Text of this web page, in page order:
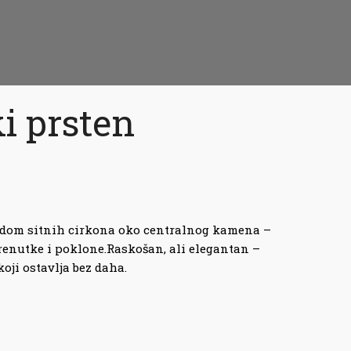
prsten
sitnih cirkona oko centralnog kamena –
i poklone.Raskošan, ali elegantan –
ostavlja bez daha.